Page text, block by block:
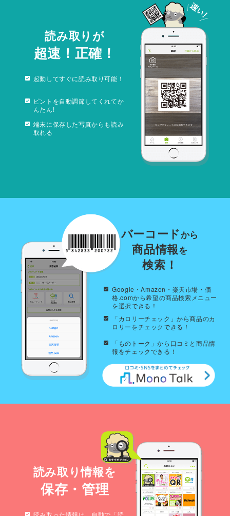
読み取りが
超速！正確！
起動してすぐに読み取り可能！
ピントを自動調節してくれてか
んたん!
端末に保存した写真からも読み
取れる
バーコードから
商品情報を
検索！
Google・Amazon・楽天市場・価
格.comから希望の商品検索メニュー
を選択できる！
「カロリーチェック」から商品のカ
ロリーをチェックできる！
「ものトーク」から口コミと商品情
報をチェックできる！
読み取り情報を
保存・管理